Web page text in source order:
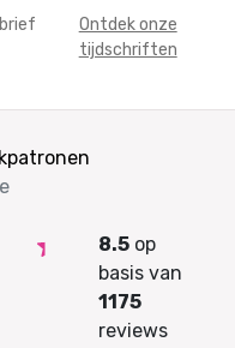
Ontdek onze
tijdschriften
8.5op
basis van
1175
reviews